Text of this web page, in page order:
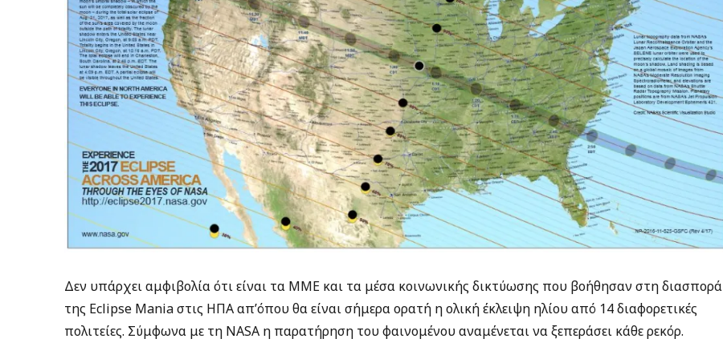
Δεν υπάρχει αμφιβολία ότι είναι τα ΜΜΕ και τα μέσα κοινωνικής δικτύωσης που βοήθησαν στη διασπορά
της Eclipse Mania στις ΗΠΑ απ’όπου θα είναι σήμερα ορατή η ολική έκλειψη ηλίου από 14 διαφορετικές
πολιτείες. Σύμφωνα με τη NASA η παρατήρηση του φαινομένου αναμένεται να ξεπεράσει κάθε ρεκόρ.